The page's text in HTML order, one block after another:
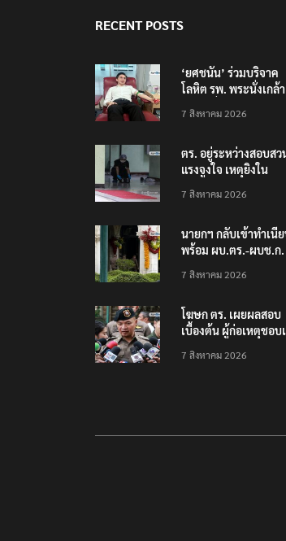
RECENT POSTS
‘ยศชนัน’ ร่วมบริจาค
โลหิต รพ. พระนั่งเกล้า
เทพศิรินทร์ นนทบุรี
7 สิงหาคม 2026
ตร. อยู่ระหว่างสอบสว
แรงจูงใจ เหตุยิงใน
นนทบุรี พบเด็กก่อเหตุ
7 สิงหาคม 2026
นายกฯ กลับเข้าทำเนี
พร้อม ผบ.ตร.-ผบช.ก.
ปืนเถื่อน
7 สิงหาคม 2026
โฆษก ตร. เผยผลสอบ
เบื้องต้น ผู้ก่อเหตุชอบ
เหตุรุนแรงก่อนลงมือ
7 สิงหาคม 2026